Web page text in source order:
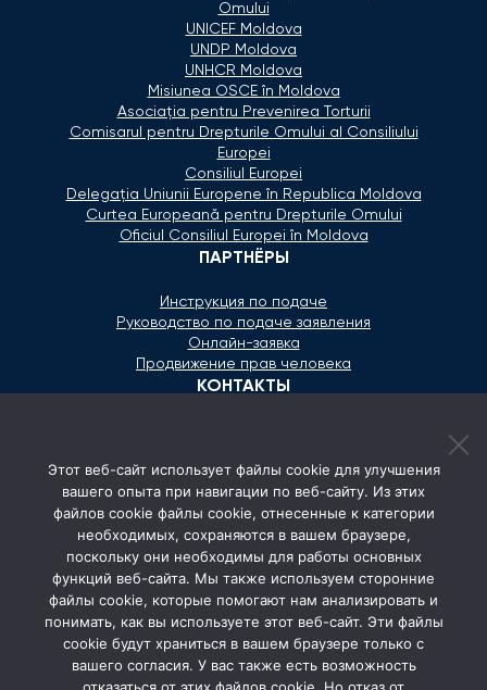
Omului
UNICEF Moldova
UNDP Moldova
UNHCR Moldova
Misiunea OSCE în Moldova
Asociaţia pentru Prevenirea Torturii
Comisarul pentru Drepturile Omului al Consiliului
Europei
Consiliul Europei
Delegaţia Uniunii Europene în Republica Moldova
Curtea Europeană pentru Drepturile Omului
Oficiul Consiliul Europei în Moldova
ПАРТНЁРЫ
Инструкция по подаче
Руководство по подаче заявления
Онлайн-заявка
Продвижение прав человека
КОНТАКТЫ
secretariat@ombudsman.md
Улица Каля Ешилор 11/3, Кишинёв
Понедельник - Пятница: 08:00 - 17:00
СОЦ. СЕТИ
Этот веб-сайт использует файлы cookie для улучшения
вашего опыта при навигации по веб-сайту. Из этих
файлов cookie файлы cookie, отнесенные к категории
необходимых, сохраняются в вашем браузере,
поскольку они необходимы для работы основных
функций веб-сайта. Мы также используем сторонние
файлы cookie, которые помогают нам анализировать и
понимать, как вы используете этот веб-сайт. Эти файлы
cookie будут храниться в вашем браузере только с
вашего согласия. У вас также есть возможность